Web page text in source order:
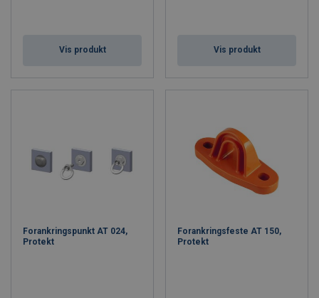
Vis produkt Vis produkt
Forankringspunkt AT 024,
Protekt
Forankringsfeste AT 150,
Protekt